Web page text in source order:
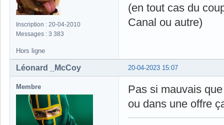
Inscription : 20-04-2010
Messages : 3 383
(en tout cas du
Canal ou autre)
Hors ligne
20-04-2023 15:07
Léonard _McCoy
Membre
Pas si mauvais
ou dans une offre